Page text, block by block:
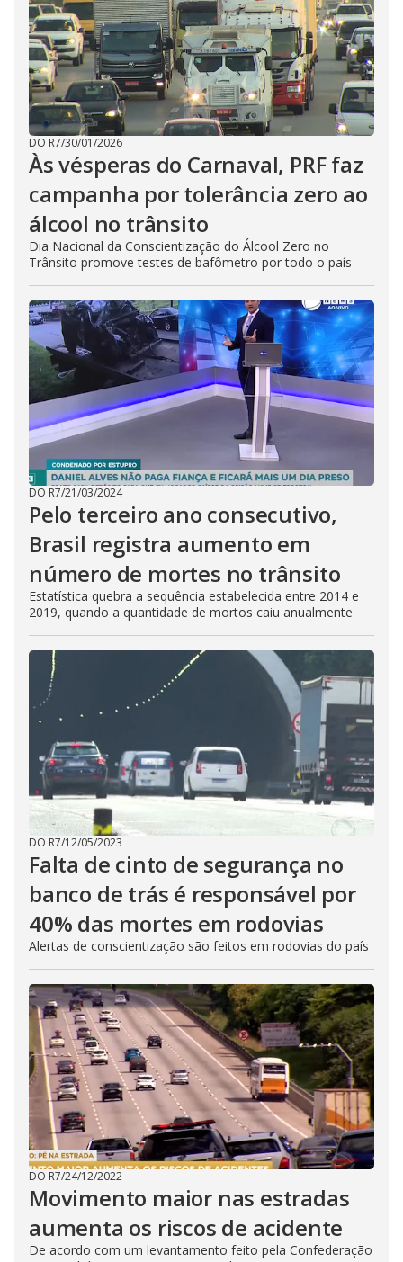
DO R7/30/01/2026
Às vésperas do Carnaval, PRF faz
campanha por tolerância zero ao
álcool no trânsito
Dia Nacional da Conscientização do Álcool Zero no
Trânsito promove testes de bafômetro por todo o país
DO R7/21/03/2024
Pelo terceiro ano consecutivo,
Brasil registra aumento em
número de mortes no trânsito
Estatística quebra a sequência estabelecida entre 2014 e
2019, quando a quantidade de mortos caiu anualmente
DO R7/12/05/2023
Falta de cinto de segurança no
banco de trás é responsável por
40% das mortes em rodovias
Alertas de conscientização são feitos em rodovias do país
DO R7/24/12/2022
Movimento maior nas estradas
aumenta os riscos de acidente
De acordo com um levantamento feito pela Confederação